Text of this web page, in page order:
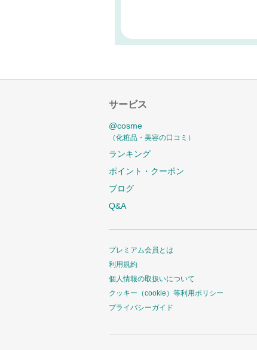
サービス
@cosme
（化粧品・美容の口コミ）
ランキング
ポイント・クーポン
ブログ
Q&A
プレミアム会員とは
利用規約
個人情報の取扱いについて
クッキー（cookie）等利用ポリシー
プライバシーガイド